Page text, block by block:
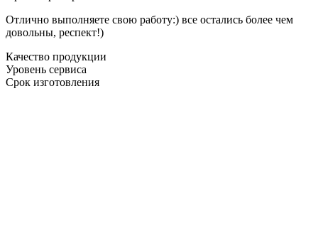
Отлично выполняете свою работу:) все остались более чем
довольны, респект!)
Качество продукции
Уровень сервиса
Срок изготовления